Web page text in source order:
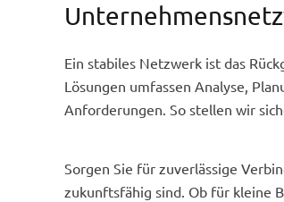
Ein stabiles Netzwerk ist das
Lösungen umfassen Analyse,
Anforderungen. So stellen wir
Sorgen Sie für zuverlässige
zukunftsfähig sind. Ob für kleine